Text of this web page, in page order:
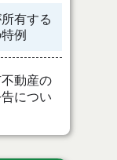
有する
例
動産の
につい